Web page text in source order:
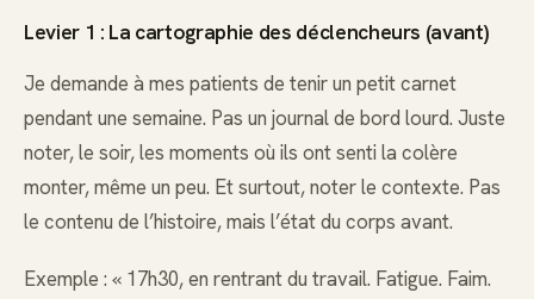
Levier 1 : La cartographie des déclencheurs (avant)
Je demande à mes patients de tenir un petit carnet
pendant une semaine. Pas un journal de bord lourd. Juste
noter, le soir, les moments où ils ont senti la colère
monter, même un peu. Et surtout, noter le contexte. Pas
le contenu de l’histoire, mais l’état du corps avant.
Exemple : « 17h30, en rentrant du travail. Fatigue. Faim.